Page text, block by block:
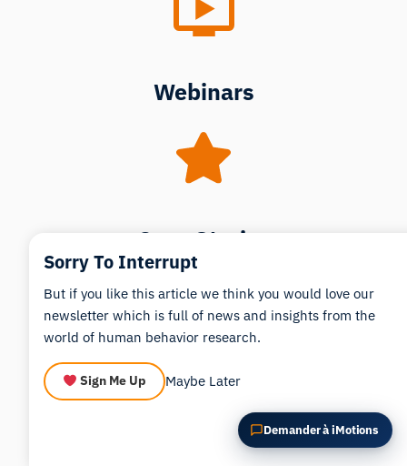
Webinars
Case Stories
Explore Blog Categories
Demander à iMotions
Je vous suggérerai des questions pertinentes en
fonction de votre demande.
Pourquoi est-ce important ?
Sorry To Interrupt
But if you like this article we think you would love our
newsletter which is full of news and insights from the
world of human behavior research.
Sign Me Up Maybe Later